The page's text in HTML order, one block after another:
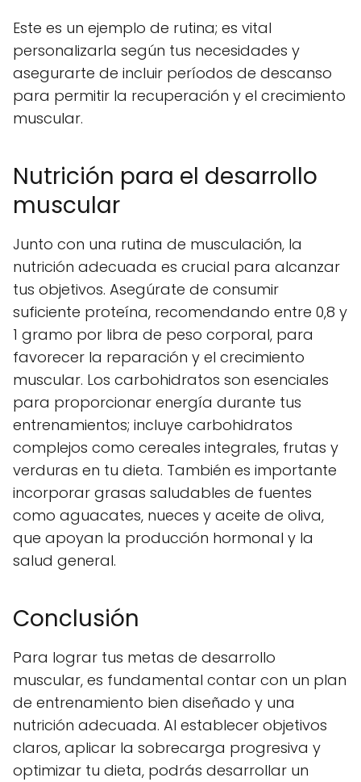
Este es un ejemplo de rutina; es vital
personalizarla según tus necesidades y
asegurarte de incluir períodos de descanso
para permitir la recuperación y el crecimiento
muscular.
Nutrición para el desarrollo
muscular
Junto con una rutina de musculación, la
nutrición adecuada es crucial para alcanzar
tus objetivos. Asegúrate de consumir
suficiente proteína, recomendando entre 0,8 y
1 gramo por libra de peso corporal, para
favorecer la reparación y el crecimiento
muscular. Los carbohidratos son esenciales
para proporcionar energía durante tus
entrenamientos; incluye carbohidratos
complejos como cereales integrales, frutas y
verduras en tu dieta. También es importante
incorporar grasas saludables de fuentes
como aguacates, nueces y aceite de oliva,
que apoyan la producción hormonal y la
salud general.
Conclusión
Para lograr tus metas de desarrollo
muscular, es fundamental contar con un plan
de entrenamiento bien diseñado y una
nutrición adecuada. Al establecer objetivos
claros, aplicar la sobrecarga progresiva y
optimizar tu dieta, podrás desarrollar un